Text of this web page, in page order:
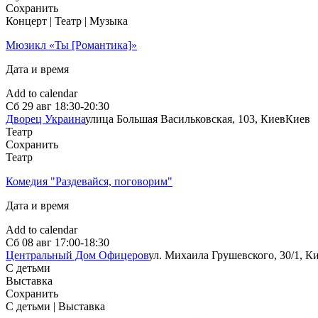
Сохранить
Концерт | Театр | Музыка
Мюзикл «Ты [Романтика]»
Дата и время
Add to calendar
Сб 29 авг 18:30-20:30
Дворец Украинаулица Большая Васильковская, 103, КиевКиев
Театр
Сохранить
Театр
Комедия "Раздевайся, поговорим"
Дата и время
Add to calendar
Сб 08 авг 17:00-18:30
Центральный Дом Офицеровул. Михаила Грушевского, 30/1,
С детьми
Выставка
Сохранить
С детьми | Выставка